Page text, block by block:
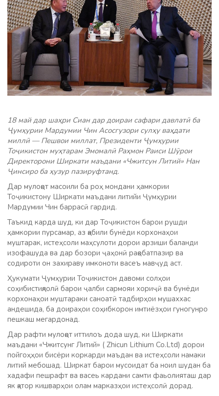
18 май дар шаҳри Сиан дар доираи сафари давлатӣ ба
Ҷумҳурии Мардумии Чин Асосгузори сулҳу ваҳдати
миллӣ — Пешвои миллат, Президенти Ҷумҳурии
Тоҷикистон муҳтарам Эмомалӣ Раҳмон Раиси Шӯрои
Директорони Ширкати маъдани «Чжитсун Литий» Нан
Ҷинсиро ба ҳузур пазируфтанд.
Дар мулоқот масоили ба роҳ мондани ҳамкории
Тоҷикистону Ширкати маъдани литийи Ҷумҳурии
Мардумии Чин баррасӣ гардид.
Таъкид карда шуд, ки дар Тоҷикистон барои рушди
ҳамкории пурсамар, аз қабили бунёди корхонаҳои
муштарак, истеҳсоли маҳсулоти дорои арзиши баланди
изофашуда ва дар бозори ҷаҳонӣ рақобатпазир ва
содироти он захираву имконоти васеъ мавҷуд аст.
Ҳукумати Ҷумҳурии Тоҷикистон давоми солҳои
соҳибистиқлолӣ барои ҷалби сармояи хориҷӣ ва бунёди
корхонаҳои муштараки саноатӣ тадбирҳои мушаххас
андешида, ба доираҳои соҳибкорон имтиёзҳои гуногунро
пешкаш мегардонад.
Дар рафти мулоқот иттилоъ дода шуд, ки Ширкати
маъдани «Чжитсунг Литий» ( Zhicun Lithium Co.Ltd) дорои
пойгоҳҳои бисёри коркарди маъдан ва истеҳсоли намаки
литий мебошад. Ширкат барои мусоидат ба ноил шудан ба
хадафи пешрафт ва васеь кардани самти фаьолияташ дар
як қатор кишварҳои олам марказҳои истеҳсолӣ дорад.